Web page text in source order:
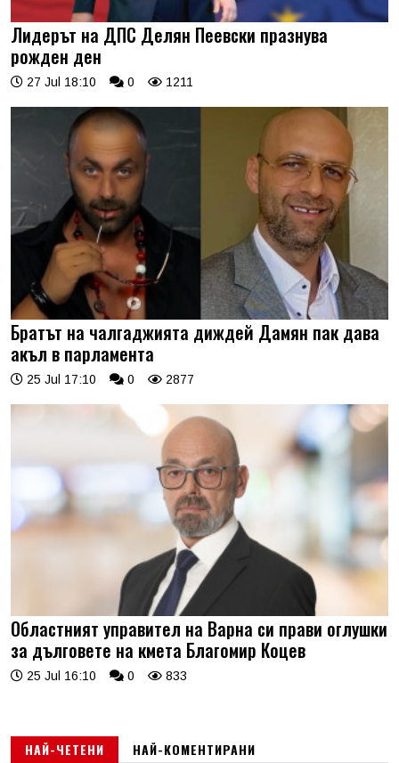
Лидерът на ДПС Делян Пеевски празнува
рожден ден
27 Jul 18:10 0 1211
Братът на чалгаджията диждей Дамян пак дава
акъл в парламента
25 Jul 17:10 0 2877
Областният управител на Варна си прави оглушки
за дълговете на кмета Благомир Коцев
25 Jul 16:10 0 833
НАЙ-ЧЕТЕНИ НАЙ-КОМЕНТИРАНИ